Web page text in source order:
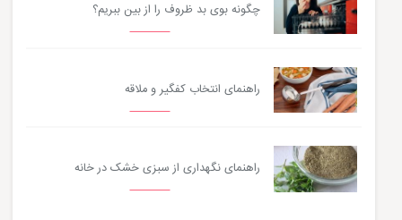
چگونه بوی بد ظروف را از بین ببریم؟
راهنمای انتخاب کفگیر و ملاقه
راهنمای نگهداری از سبزی خشک در خانه